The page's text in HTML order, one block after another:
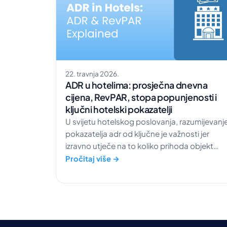
22. travnja 2026.
ADR u hotelima: prosječna dnevna
cijena, RevPAR, stopa popunjenosti i
ključni hotelski pokazatelji
U svijetu hotelskog poslovanja,
pokazatelja adr od ključne je važnosti jer
izravno utječe na to koliko prihoda objekt
ostvaruje po svakom boravku gosta.
povezan s drugim važnim hotelskim
sagledati cjelovitu sliku prihoda po
Pročitaj više →